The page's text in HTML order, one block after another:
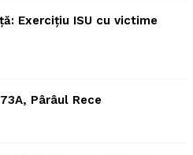
Exercițiu ISU cu victime
Pârâul Rece